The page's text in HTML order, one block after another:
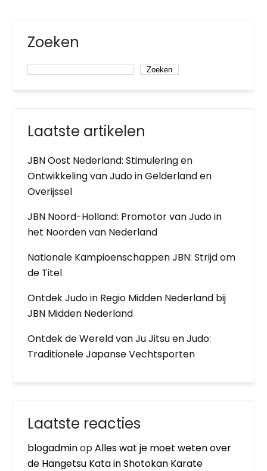
Zoeken
Zoeken
Laatste artikelen
JBN Oost Nederland: Stimulering en
Ontwikkeling van Judo in Gelderland en
Overijssel
JBN Noord-Holland: Promotor van Judo in
het Noorden van Nederland
Nationale Kampioenschappen JBN: Strijd om
de Titel
Ontdek Judo in Regio Midden Nederland bij
JBN Midden Nederland
Ontdek de Wereld van Ju Jitsu en Judo:
Traditionele Japanse Vechtsporten
Laatste reacties
blogadminopAlles wat je moet weten over
de Hangetsu Kata in Shotokan Karate